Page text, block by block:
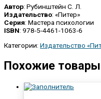
Автор: Рубинштейн С. Л.
Издательство: «Питер»
Серия: Мастера психологии
ISBN: 978-5-4461-1063-6
Категории: Издательство
Похожие товары